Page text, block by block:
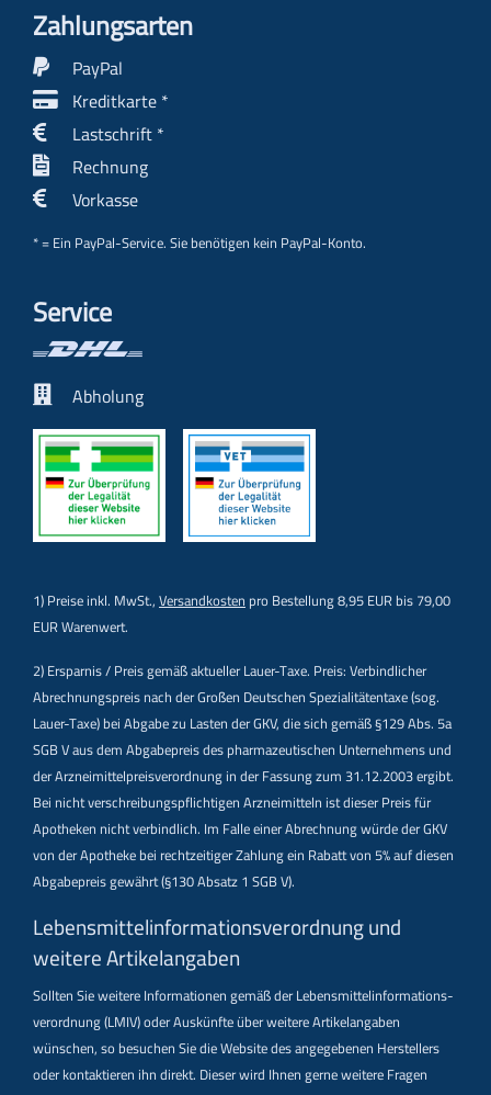
Zahlungs­arten
PayPal
Kreditkarte *
Lastschrift *
Rechnung
Vorkasse
* = Ein PayPal-Service. Sie benötigen kein PayPal-Konto.
Service
Abholung
1) Preise inkl. MwSt.,Versandkostenpro Bestellung 8,95 EUR bis 79,00
EUR Warenwert.
2) Ersparnis / Preis gemäß aktueller Lauer-Taxe. Preis: Verbindlicher
Abrechnungspreis nach der Großen Deutschen Spezialitätentaxe (sog.
Lauer-Taxe) bei Abgabe zu Lasten der GKV, die sich gemäß §129 Abs. 5a
SGB V aus dem Abgabepreis des pharmazeutischen Unternehmens und
der Arzneimittelpreisverordnung in der Fassung zum 31.12.2003 ergibt.
Bei nicht verschreibungspflichtigen Arzneimitteln ist dieser Preis für
Apotheken nicht verbindlich. Im Falle einer Abrechnung würde der GKV
von der Apotheke bei rechtzeitiger Zahlung ein Rabatt von 5% auf diesen
Abgabepreis gewährt (§130 Absatz 1 SGB V).
Lebensmittel­informations­verordnung und
weitere Artikelangaben
Sollten Sie weitere Informationen gemäß der Lebensmittel­informations­
verordnung (LMIV) oder Auskünfte über weitere Artikelangaben
wünschen, so besuchen Sie die Website des angegebenen Herstellers
oder kontaktieren ihn direkt. Dieser wird Ihnen gerne weitere Fragen